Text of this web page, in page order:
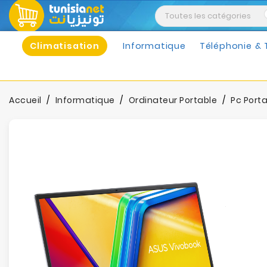
Climatisation Informatique Téléphonie &
Accueil Informatique Ordinateur Portable Pc